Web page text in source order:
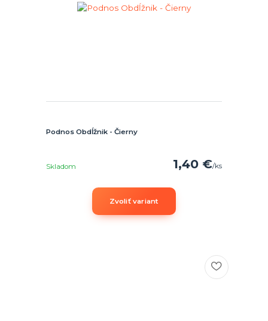
Podnos Obdĺžnik - Čierny
1,40 €/ks
Skladom
Zvoliť variant